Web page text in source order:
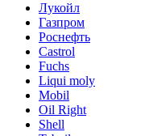
Лукойл
Газпром
Роснефть
Castrol
Fuchs
Liqui moly
Mobil
Oil Right
Shell